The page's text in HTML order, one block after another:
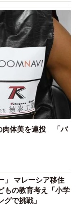
肉体美を連投 「バ
」 マレーシア移住
の教育考え「小学
で挑戦」